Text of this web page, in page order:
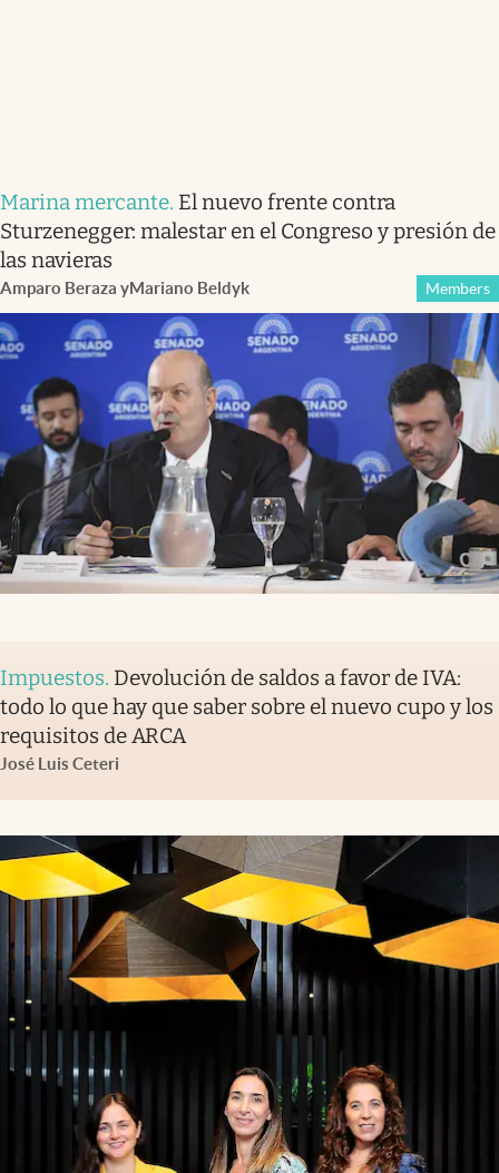
Marina mercante. El nuevo frente contra
Sturzenegger: malestar en el Congreso y presión de
las navieras
Amparo Beraza yMariano Beldyk Members
Impuestos. Devolución de saldos a favor de IVA:
todo lo que hay que saber sobre el nuevo cupo y los
requisitos de ARCA
José Luis Ceteri